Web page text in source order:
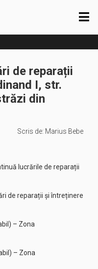
de reparații
I, str.
din
Scris de: Marius Bebe
lucrările de reparații
de reparații și întreținere
– Zona
– Zona